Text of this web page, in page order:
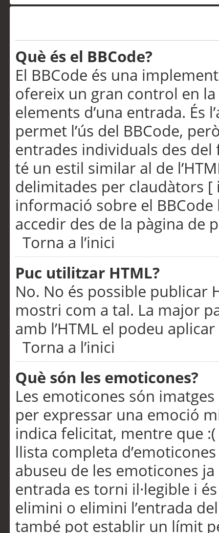
Què és el BBCode?
El BBCode és una
ofereix un gran control en
elements d’una entrada. És
permet l’ús del BBCode,
entrades individuals des
té un estil similar al de
delimitades per claudàtors [
informació sobre el
accedir des de la pàgina de
Torna a l’inici
Puc utilitzar HTML?
No. No és possible publicar
mostri com a tal. La major
amb l’HTML el podeu
Torna a l’inici
Què són les emoticones?
Les emoticones són
per expressar una emoció
indica felicitat, mentre que
llista completa
abuseu de les emoticones
entrada es torni il·legible i
elimini o elimini l’entrada
també pot establir un límit